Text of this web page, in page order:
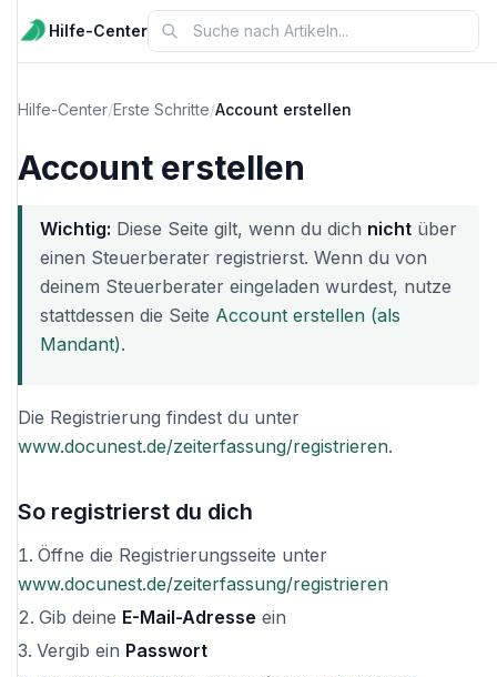
Hilfe-Center
Hilfe-Center/Erste Schritte/Account erstellen
Account erstellen
Wichtig: Diese Seite gilt, wenn du dich nicht über
einen Steuerberater registrierst. Wenn du von
deinem Steuerberater eingeladen wurdest, nutze
stattdessen die Seite Account erstellen (als
Mandant).
Die Registrierung findest du unter
www.docunest.de/zeiterfassung/registrieren.
So registrierst du dich
Öffne die Registrierungsseite unter
www.docunest.de/zeiterfassung/registrieren
Gib deine E-Mail-Adresse ein
Vergib ein Passwort